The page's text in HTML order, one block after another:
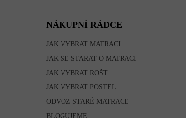
NÁKUPNÍ RÁDCE
JAK VYBRAT MATRACI
JAK SE STARAT O MATRACI
JAK VYBRAT ROŠT
JAK VYBRAT POSTEL
ODVOZ STARÉ MATRACE
BLOGUJEME